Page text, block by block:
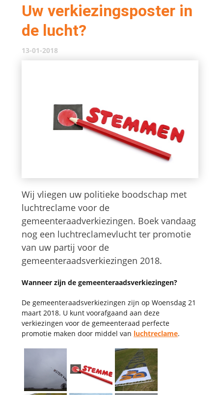
Uw verkiezingsposter in
de lucht?
13-01-2018
Wij vliegen uw politieke boodschap met
luchtreclame voor de
gemeenteraadverkiezingen. Boek vandaag
nog een luchtreclamevlucht ter promotie
van uw partij voor de
gemeenteraadsverkiezingen 2018.
Wanneer zijn de gemeenteraadsverkiezingen?
De gemeenteraadsverkiezingen zijn op Woensdag 21
maart 2018. U kunt voorafgaand aan deze
verkiezingen voor de gemeenteraad perfecte
promotie maken door middel van luchtreclame.